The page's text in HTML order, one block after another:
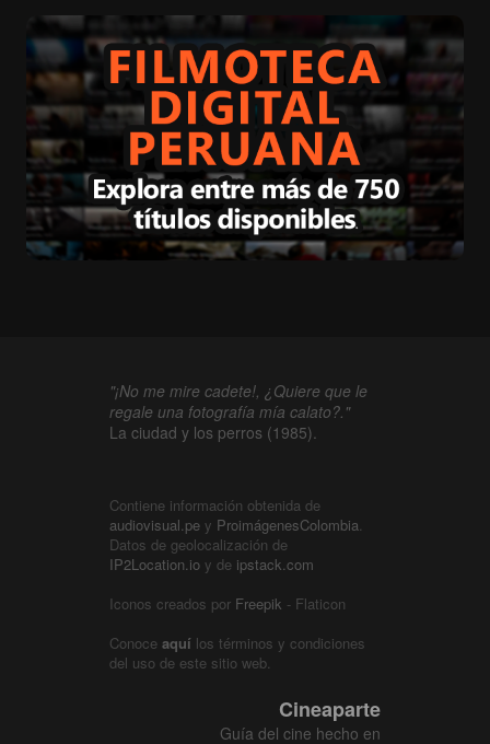
"¡No me mire cadete!, ¿Quiere que le
regale una fotografía mía calato?."
La ciudad y los perros (1985).
Contiene información obtenida de
audiovisual.pe y ProimágenesColombia.
Datos de geolocalización de
IP2Location.io y de ipstack.com
Iconos creados por Freepik - Flaticon
Conoce aquí los términos y condiciones
del uso de este sitio web.
Cineaparte
Guía del cine hecho en